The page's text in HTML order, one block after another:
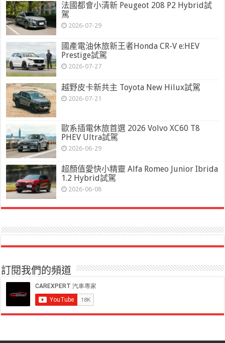
法國都會小清新 Peugeot 208 P2 Hybrid試
駕
2026-07-29
國產電油休旅新王者Honda CR-V e:HEV
Prestige試駕
2026-07-27
越野皮卡新共主 Toyota New Hilux試駕
2026-07-21
歐系插電休旅首選 2026 Volvo XC60 T8
PHEV Ultra試駕
2026-06-29
超顏值愛快小精靈 Alfa Romeo Junior Ibrida
1.2 Hybrid試駕
2026-06-08
訂閱我們的頻道